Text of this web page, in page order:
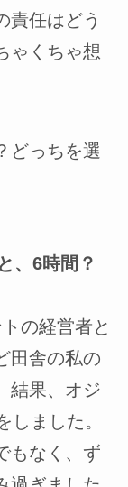
任はどう
ゃくちゃ想
どっちを選
、6時間？
の経営者と
田舎の私の
結果、オジ
ました。
もなく、ず